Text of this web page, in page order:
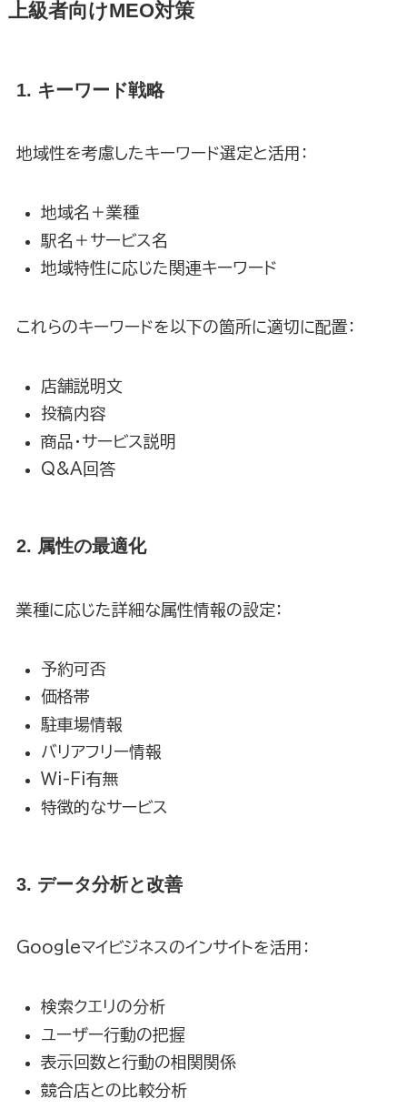
上級者向けMEO対策
1. キーワード戦略
地域性を考慮したキーワード選定と活用：
地域名＋業種
駅名＋サービス名
地域特性に応じた関連キーワード
これらのキーワードを以下の箇所に適切に配置：
店舗説明文
投稿内容
商品・サービス説明
Q&A回答
2. 属性の最適化
業種に応じた詳細な属性情報の設定：
予約可否
価格帯
駐車場情報
バリアフリー情報
Wi-Fi有無
特徴的なサービス
3. データ分析と改善
Googleマイビジネスのインサイトを活用：
検索クエリの分析
ユーザー行動の把握
表示回数と行動の相関関係
競合店との比較分析